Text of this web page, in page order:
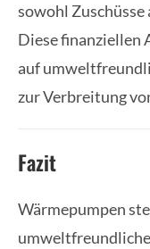
sowohl Zuschüsse
Diese finanziellen
auf
zur Verbreitung
Fazit
Wärmepumpen